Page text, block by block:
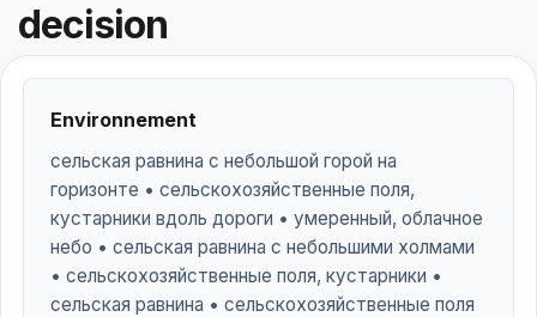
decision
Environnement
сельская равнина с небольшой горой на
горизонте • сельскохозяйственные поля,
кустарники вдоль дороги • умеренный, облачное
небо • сельская равнина с небольшими холмами
• сельскохозяйственные поля, кустарники •
сельская равнина • сельскохозяйственные поля